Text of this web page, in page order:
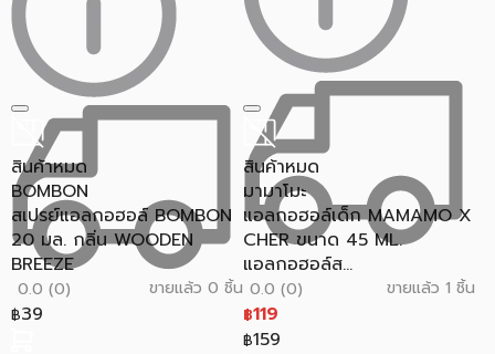
สินค้าหมด
BOMBON
สเปรย์แอลกอฮอล์ BOMBON
20 มล. กลิ่น WOODEN
BREEZE
0.0 (0) ขายแล้ว 0 ชิ้น
฿39
สินค้าหมด
มามาโมะ
แอลกอฮอล์เด็ก MAMAMO X
CHER ขนาด 45 ML.
แอลกอฮอล์ส...
0.0 (0) ขายแล้ว 1 ชิ้น
฿119
฿159